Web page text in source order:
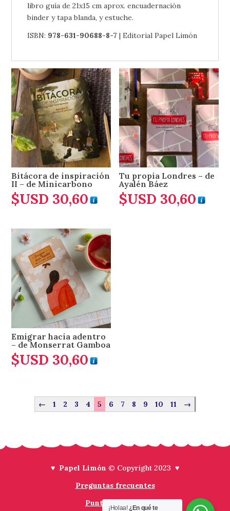
libro guía de 21x15 cm aprox. encuadernación
binder y tapa blanda, y estuche.
ISBN: 978-631-90688-8-7| Editorial Papel Limón
Bitácora de inspiración
II – de Minicarbono
$USD 30,60
Tu propia Londres – de
Ayalén Báez
$USD 30,60
Emigrar hacia adentro
– de Monserrat Gamboa
$USD 30,60
← 1 2 3 4 5 6 7 8 9 10 11 →
♥ Papel Limón © Copyright 2023 ♥
Preguntas frecuentes
Puntos de venta
¡Holaa!¿En qué te